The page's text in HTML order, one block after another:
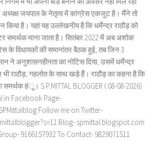
अध्यक्ष जयपाल के नेतृत्व में कांग्रेस एकजुट है। मैंने तो
किया है। यहां यह उल्लेखनीय है कि धर्मेन्द्र राठौड़ को
समर्थक माना जाता है। सितंबर 2022 में अब अशोक
के विधायकों की समानांतर बैठक हुई, तब जिन 3
ने अनुशासनहीनता का नोटिस दिया, उसमें धर्मेन्द्र
राठौड़, गहलोत के साथ खड़े हैं। राठौड़ का कहना है कि
हंू। S.P.MITTAL BLOGGER ( 08-08-2026)
Facebook Page-
Follow me on Twitter-
Blog- spmittal.blogspot.com
9166157932 To Contact- 9829071511